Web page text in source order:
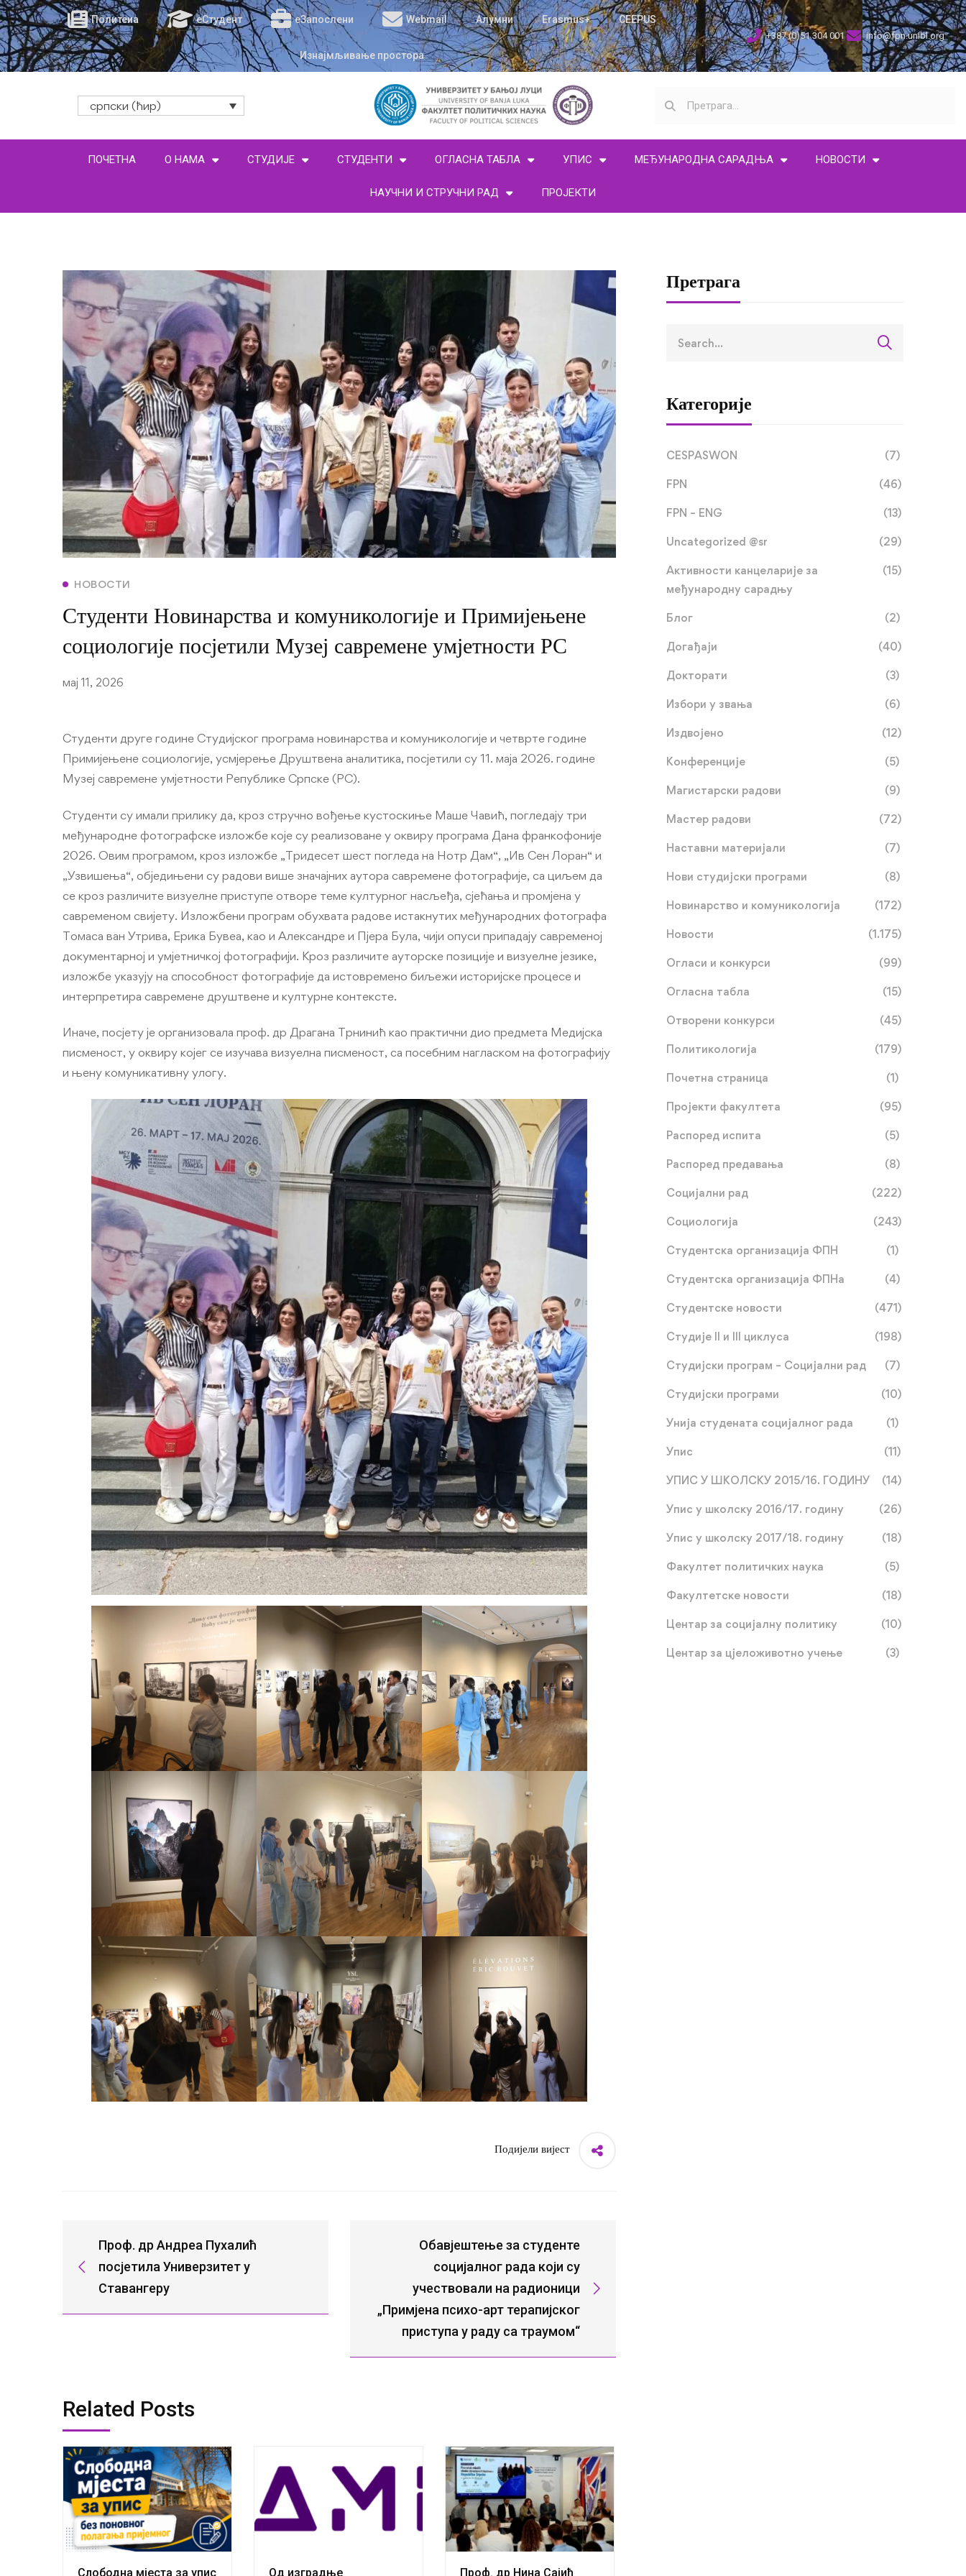
Политеиа еСтудент еЗапослени Webmail Алумни Erasmus+ CEEPUS
Изнајмљивање простора
+387 (0)51 304 001 info@fpn.unibl.org
српски (ћир)
ПОЧЕТНА О НАМА СТУДИЈЕ СТУДЕНТИ ОГЛАСНА ТАБЛА УПИС МЕЂУНАРОДНА САРАДЊА НОВОСТИ
НАУЧНИ И СТРУЧНИ РАД ПРОЈЕКТИ
НОВОСТИ
Студенти Новинарства и комуникологије и Примијењене
социологије посјетили Музеј савремене умјетности РС
мај 11, 2026
Студенти друге године Студијског програма новинарства и комуникологије и четврте године
Примијењене социологије, усмјерење Друштвена аналитика, посјетили су 11. маја 2026. године
Музеј савремене умјетности Републике Српске (РС).
Студенти су имали прилику да, кроз стручно вођење кустоскиње Маше Чавић, погледају три
међународне фотографске изложбе које су реализоване у оквиру програма Дана франкофоније
2026. Овим програмом, кроз изложбе „Тридесет шест погледа на Нотр Дам“, „Ив Сен Лоран“ и
„Узвишења“, обједињени су радови више значајних аутора савремене фотографије, са циљем да
се кроз различите визуелне приступе отворе теме културног насљеђа, сјећања и промјена у
савременом свијету. Изложбени програм обухвата радове истакнутих међународних фотографа
Томаса ван Утрива, Ерика Бувеа, као и Александре и Пјера Була, чији опуси припадају савременој
документарној и умјетничкој фотографији. Кроз различите ауторске позиције и визуелне језике,
изложбе указују на способност фотографије да истовремено биљежи историјске процесе и
интерпретира савремене друштвене и културне контексте.
Иначе, посјету је организовала проф. др Драгана Трнинић као практични дио предмета Медијска
писменост, у оквиру којег се изучава визуелна писменост, са посебним нагласком на фотографију
и њену комуникативну улогу.
Подијели вијест
Проф. др Андреа Пухалић
посјетила Универзитет у
Ставангеру
Обавјештење за студенте
социјалног рада који су
учествовали на радионици
„Примјена психо-арт терапијског
приступа у раду са траумом“
Related Posts
Слободна мјеста за упис Од изградње Проф. др Нина Сајић
Претрага
Категорије
CESPASWON (7)
FPN (46)
FPN – ENG (13)
Uncategorized @sr (29)
Активности канцеларије за
међународну сарадњу
(15)
Блог (2)
Догађаји (40)
Докторати (3)
Избори у звања (6)
Издвојено (12)
Конференције (5)
Магистарски радови (9)
Мастер радови (72)
Наставни материјали (7)
Нови студијски програми (8)
Новинарство и комуникологија (172)
Новости (1.175)
Огласи и конкурси (99)
Огласна табла (15)
Отворени конкурси (45)
Политикологија (179)
Почетна страница (1)
Пројекти факултета (95)
Распоред испита (5)
Распоред предавања (8)
Социјални рад (222)
Социологија (243)
Студентска организација ФПН (1)
Студентска организација ФПНа (4)
Студентске новости (471)
Студије II и III циклуса (198)
Студијски програм – Социјални рад (7)
Студијски програми (10)
Унија студената социјалног рада (1)
Упис (11)
УПИС У ШКОЛСКУ 2015/16. ГОДИНУ (14)
Упис у школску 2016/17. годину (26)
Упис у школску 2017/18. годину (18)
Факултет политичких наука (5)
Факултетске новости (18)
Центар за социјалну политику (10)
Центар за цјеложивотно учење (3)